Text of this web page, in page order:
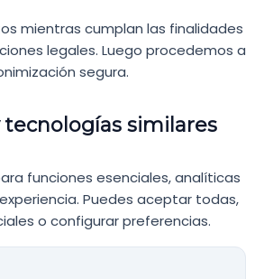
mientras cumplan las finalidades
legales. Luego procedemos a
segura.
tecnologías similares
funciones esenciales, analíticas
Puedes aceptar todas,
o configurar preferencias.